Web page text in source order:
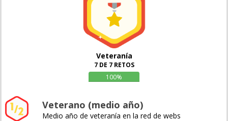
Veteranía
7 DE 7 RETOS
100%
Veterano (medio año)
Medio año de veteranía en la red de webs